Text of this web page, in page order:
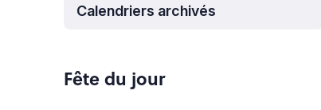
Calendriers archivés
Fête du jour